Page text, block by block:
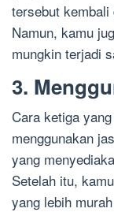
tersebut kembali
Namun, kamu
mungkin terjadi
3.
Cara ketiga
menggunakan
yang
Setelah itu,
yang lebih